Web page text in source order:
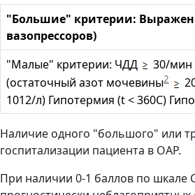
"Большие" критерии:
вазопрессоров)
"Малые" критерии: ЧДД
30/мин
(остаточный азот мочевины2
1012/л) Гипотермия (t < 360C)
Наличие одного "большого" или
госпитализации пациента в ОАР.
При наличии 0-1 баллов по шкале